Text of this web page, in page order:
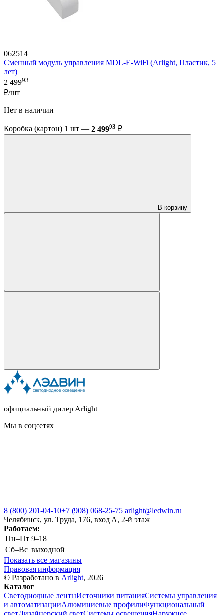
062514
Сменный модуль управления MDL-E-WiFi (Arlight, Пластик, 5
лет)
2 49993
₽/шт
Нет в наличии
Коробка (картон) 1 шт — 2 49993 ₽
В корзину
официальный дилер Arlight
Мы в соцсетях
8 (800) 201-04-10+7 (908) 068-25-75 arlight@ledwin.ru
Челябинск, ул. Труда, 176, вход А, 2-й этаж
Работаем:
Пн–Пт 9–18
Сб–Вс выходной
Показать все магазины
Правовая информация
© Разработано в Arlight, 2026
Каталог
Светодиодные лентыИсточники питанияСистемы управления
и автоматизацииАлюминиевые профилиФункциональный
светДизайнерский светСистемы освещенияНаружное